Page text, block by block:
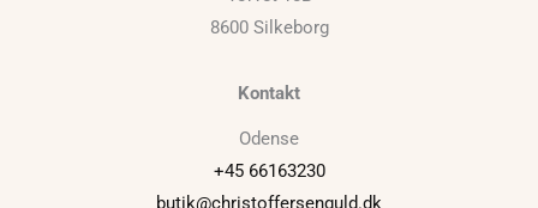
8600 Silkeborg
Kontakt
Odense
+45 66163230